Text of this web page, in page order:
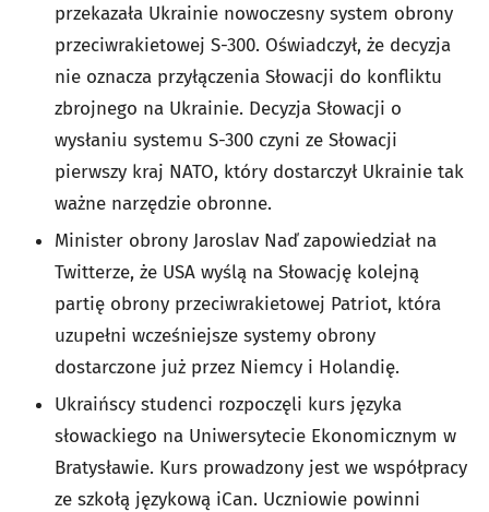
przekazała Ukrainie nowoczesny system obrony
przeciwrakietowej S-300. Oświadczył, że decyzja
nie oznacza przyłączenia Słowacji do konfliktu
zbrojnego na Ukrainie. Decyzja Słowacji o
wysłaniu systemu S-300 czyni ze Słowacji
pierwszy kraj NATO, który dostarczył Ukrainie tak
ważne narzędzie obronne.
Minister obrony Jaroslav Naď zapowiedział na
Twitterze, że USA wyślą na Słowację kolejną
partię obrony przeciwrakietowej Patriot, która
uzupełni wcześniejsze systemy obrony
dostarczone już przez Niemcy i Holandię.
Ukraińscy studenci rozpoczęli kurs języka
słowackiego na Uniwersytecie Ekonomicznym w
Bratysławie. Kurs prowadzony jest we współpracy
ze szkołą językową iCan. Uczniowie powinni